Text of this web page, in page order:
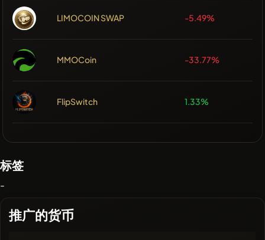
LIMOCOIN SWAP -5.49%
MMOCoin -33.77%
FlipSwitch 1.33%
标签
-
推广的货币